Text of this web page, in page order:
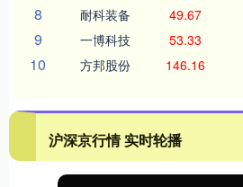
8 耐科装备 49.67
9 一博科技 53.33
10 方邦股份 146.16
沪深京行情 实时轮播